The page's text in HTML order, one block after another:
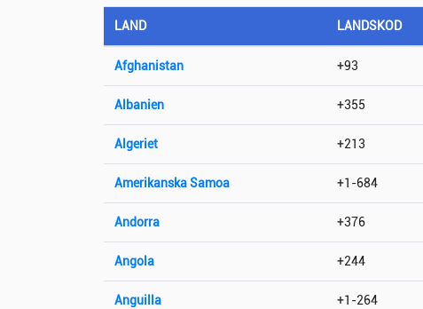
LAND LANDSKOD
Afghanistan +93
Albanien +355
Algeriet +213
Amerikanska Samoa +1-684
Andorra +376
Angola +244
Anguilla +1-264